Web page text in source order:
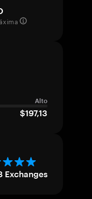
Alto
$197,13
Exchanges